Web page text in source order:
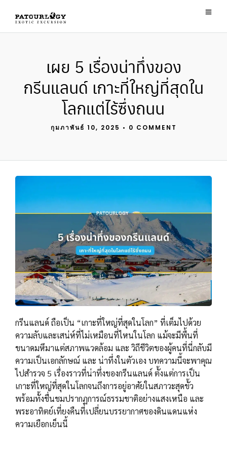
เผย 5 เรื่องน่าทึ่งของ
กรีนแลนด์ เกาะที่ใหญ่ที่สุดใน
โลกแต่ไร้ซึ่งถนน
กุมภาพันธ์ 10, 2025 • 0 COMMENT
กรีนแลนด์ ถือเป็น “เกาะที่ใหญ่ที่สุดในโลก” ที่เต็มไปด้วย
ความลับและเสน่ห์ที่ไม่เหมือนที่ไหนในโลก แม้จะมีพื้นที่
ขนาดมหึมาแต่สภาพแวดล้อม และ วิถีชีวิตของผู้คนที่นี่กลับมี
ความเป็นเอกลักษณ์ และ น่าทึ่งในตัวเอง บทความนี้จะพาคุณ
ไปสำรวจ 5 เรื่องราวที่น่าทึ่งของกรีนแลนด์ ตั้งแต่การเป็น
เกาะที่ใหญ่ที่สุดในโลกจนถึงการอยู่อาศัยในสภาวะสุดขั้ว
พร้อมทั้งชื่นชมปรากฏการณ์ธรรมชาติอย่างแสงเหนือ และ
พระอาทิตย์เที่ยงคืนที่เปลี่ยนบรรยากาศของดินแดนแห่ง
ความเยือกเย็นนี้